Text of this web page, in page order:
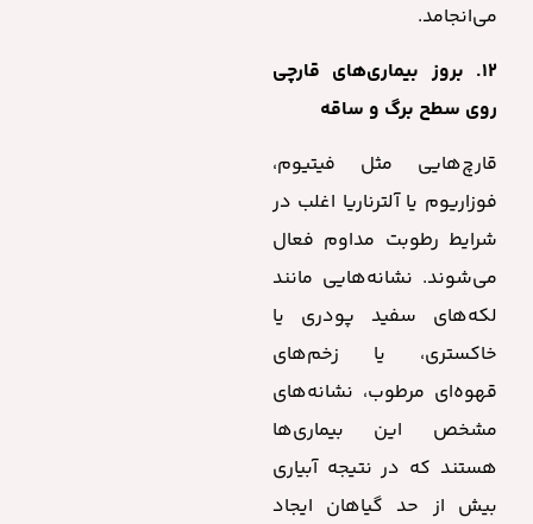
می‌انجامد.
۱۲. بروز بیماری‌های قارچی
روی سطح برگ و ساقه
قارچ‌هایی مثل فیتیوم،
فوزاریوم یا آلترناریا اغلب در
شرایط رطوبت مداوم فعال
می‌شوند. نشانه‌هایی مانند
لکه‌های سفید پودری یا
خاکستری، یا زخم‌های
قهوه‌ای مرطوب، نشانه‌های
مشخص این بیماری‌ها
هستند که در نتیجه آبیاری
بیش از حد گیاهان ایجاد